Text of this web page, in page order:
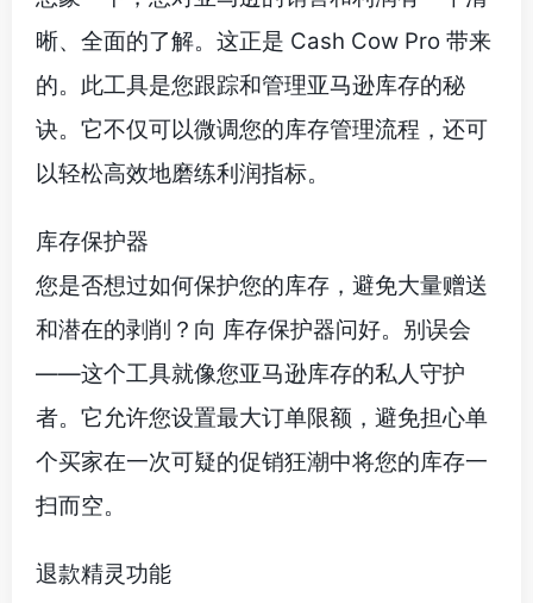
晰、全面的了解。这正是 Cash Cow Pro 带来
的。此工具是您跟踪和管理亚马逊库存的秘
诀。它不仅可以微调您的库存管理流程，还可
以轻松高效地磨练利润指标。
库存保护器
您是否想过如何保护您的库存，避免大量赠送
和潜在的剥削？向 库存保护器问好。别误会
——这个工具就像您亚马逊库存的私人守护
者。它允许您设置最大订单限额，避免担心单
个买家在一次可疑的促销狂潮中将您的库存一
扫而空。
退款精灵功能